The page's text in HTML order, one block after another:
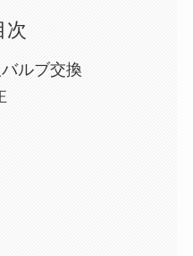
次
ルブ交換